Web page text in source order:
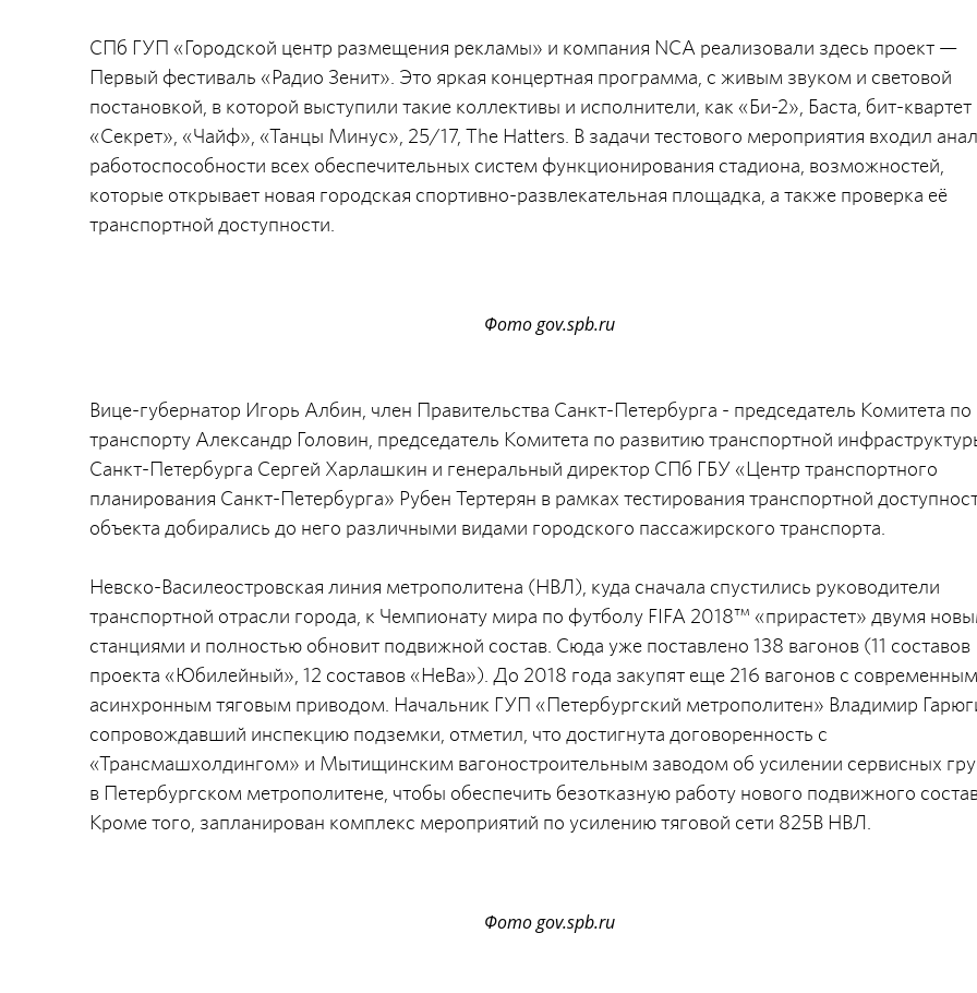
СПб ГУП «Городской центр размещения рекламы» и компания NCA реализовали здесь проект —
Первый фестиваль «Радио Зенит». Это яркая концертная программа, с живым звуком и световой
постановкой, в которой выступили такие коллективы и исполнители, как «Би-2», Баста, бит-квартет
«Секрет», «Чайф», «Танцы Минус», 25/17, The Hatters. В задачи тестового мероприятия входил
работоспособности всех обеспечительных систем функционирования стадиона, возможностей,
которые открывает новая городская спортивно-развлекательная площадка, а также проверка её
транспортной доступности.
Фото gov.spb.ru
Вице-губернатор Игорь Албин, член Правительства Санкт-Петербурга - председатель Комитета по
транспорту Александр Головин, председатель Комитета по развитию транспортной
Санкт-Петербурга Сергей Харлашкин и генеральный директор СПб ГБУ «Центр транспортного
планирования Санкт-Петербурга» Рубен Тертерян в рамках тестирования транспортной
объекта добирались до него различными видами городского пассажирского транспорта.
Невско-Василеостровская линия метрополитена (НВЛ), куда сначала спустились руководители
транспортной отрасли города, к Чемпионату мира по футболу FIFA 2018™ «прирастет» двумя
станциями и полностью обновит подвижной состав. Сюда уже поставлено 138 вагонов (11 составов
проекта «Юбилейный», 12 составов «НеВа»). До 2018 года закупят еще 216 вагонов с современным
асинхронным тяговым приводом. Начальник ГУП «Петербургский метрополитен» Владимир
сопровождавший инспекцию подземки, отметил, что достигнута договоренность с
«Трансмашхолдингом» и Мытищинским вагоностроительным заводом об усилении сервисных
в Петербургском метрополитене, чтобы обеспечить безотказную работу нового подвижного
Кроме того, запланирован комплекс мероприятий по усилению тяговой сети 825В НВЛ.
Фото gov.spb.ru